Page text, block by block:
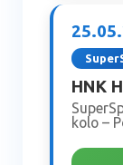
HNK
kolo –